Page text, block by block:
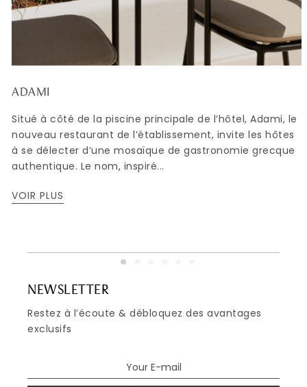
ADAMI
Situé à côté de la piscine principale de l’hôtel, Adami, le
nouveau restaurant de l’établissement, invite les hôtes
à se délecter d’une mosaïque de gastronomie grecque
authentique. Le nom, inspiré...
VOIR PLUS
NEWSLETTER
Restez à l’écoute & débloquez des avantages
exclusifs